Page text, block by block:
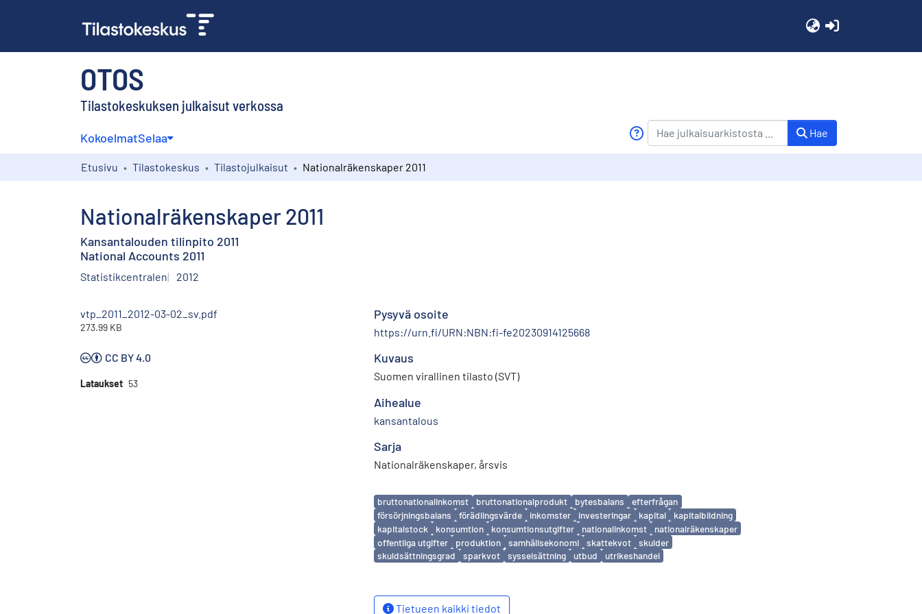
OTOS
Tilastokeskuksen julkaisut verkossa
KokoelmatSelaa Hae
Etusivu Tilastokeskus Tilastojulkaisut Nationalräkenskaper 2011
Nationalräkenskaper 2011
Kansantalouden tilinpito 2011
National Accounts 2011
Statistikcentralen 2012
vtp_2011_2012-03-02_sv.pdf
273.99 KB
CC BY 4.0
Lataukset 53
Pysyvä osoite
https://urn.fi/URN:NBN:fi-fe20230914125668
Kuvaus
Suomen virallinen tilasto (SVT)
Aihealue
kansantalous
Sarja
Nationalräkenskaper, årsvis
Avainsanat
bruttonationalinkomst bruttonationalprodukt bytesbalans
efterfrågan
försörjningsbalans
förädlingsvärde inkomster investeringar kapital
kapitalbildning
kapitalstock
konsumtion konsumtionsutgifter nationalinkomst
nationalräkenskaper
offentliga utgifter
produktion samhällsekonomi skattekvot
skulder
skuldsättningsgrad
sparkvot sysselsättning utbud utrikeshandel
Tietueen kaikki tiedot